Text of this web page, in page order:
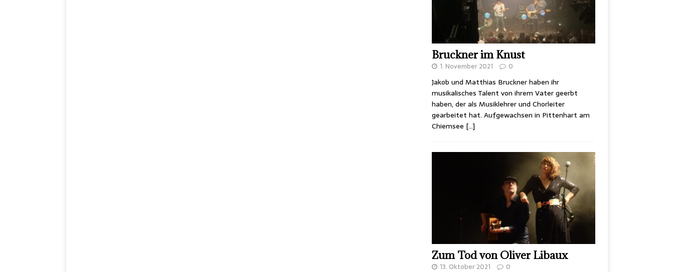
Bruckner im Knust
1. November 2021 0
Jakob und Matthias Bruckner haben ihr
musikalisches Talent von ihrem Vater geerbt
haben, der als Musiklehrer und Chorleiter
gearbeitet hat. Aufgewachsen in Pittenhart am
Chiemsee […]
Zum Tod von Oliver Libaux
13. Oktober 2021 0